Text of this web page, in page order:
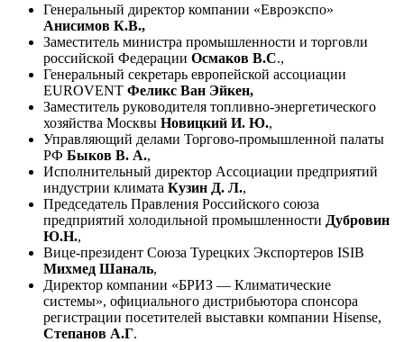
Генеральный директор компании «Евроэкспо»
Анисимов К.В.,
Заместитель министра промышленности и торговли
российской Федерации Осмаков В.С.,
Генеральный секретарь европейской ассоциации
EUROVENT Феликс Ван Эйкен,
Заместитель руководителя топливно-энергетического
хозяйства Москвы Новицкий И. Ю.,
Управляющий делами Торгово-промышленной палаты
РФ Быков В. А.,
Исполнительный директор Ассоциации предприятий
индустрии климата Кузин Д. Л.,
Председатель Правления Российского союза
предприятий холодильной промышленности Дубровин
Ю.Н.,
Вице-президент Союза Турецких Экспортеров ISIB
Михмед Шаналь,
Директор компании «БРИЗ — Климатические
системы», официального дистрибьютора спонсора
регистрации посетителей выставки компании Hisense,
Степанов А.Г.